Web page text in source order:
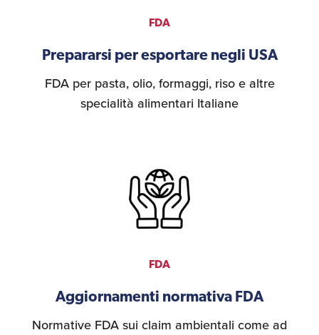
FDA
Prepararsi per esportare negli USA
FDA per pasta, olio, formaggi, riso e altre
specialità alimentari Italiane
FDA
Aggiornamenti normativa FDA
Normative FDA sui claim ambientali come ad